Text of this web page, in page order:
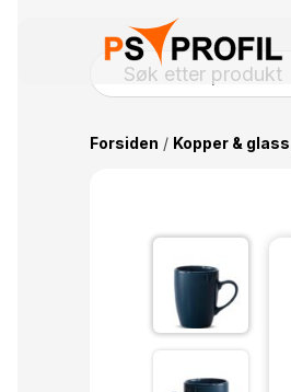
Forsiden / Kopper & glass